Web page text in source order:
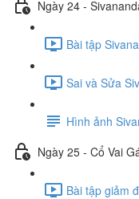
Ngày 24 -
Bài tập
Sai và Sửa
Hình ảnh
Ngày 25 - Cổ Vai
Bài tập giảm